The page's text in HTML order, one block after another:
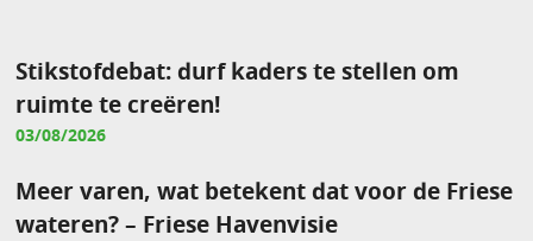
Stikstofdebat: durf kaders te stellen om
ruimte te creëren!
03/08/2026
Meer varen, wat betekent dat voor de Friese
wateren? – Friese Havenvisie